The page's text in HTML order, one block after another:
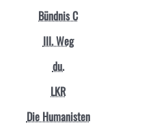
Bündnis C
III. Weg
du.
LKR
Die Humanisten